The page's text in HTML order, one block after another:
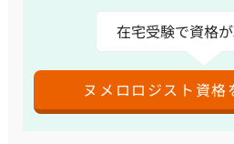
在宅受験で資格が
ヌメロロジスト資格